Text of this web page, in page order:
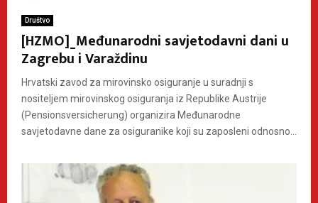
Društvo
[HZMO]_Međunarodni savjetodavni dani u
Zagrebu i Varaždinu
Hrvatski zavod za mirovinsko osiguranje u suradnji s
nositeljem mirovinskog osiguranja iz Republike Austrije
(Pensionsversicherung) organizira Međunarodne
savjetodavne dane za osiguranike koji su zaposleni odnosno...